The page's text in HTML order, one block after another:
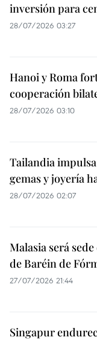
inversión para
28/07/2026 03:27
Hanoi y Roma
cooperación
28/07/2026 03:10
Tailandia
gemas y joyería
28/07/2026 02:07
Malasia será
de Baréin de
27/07/2026 21:44
Singapur